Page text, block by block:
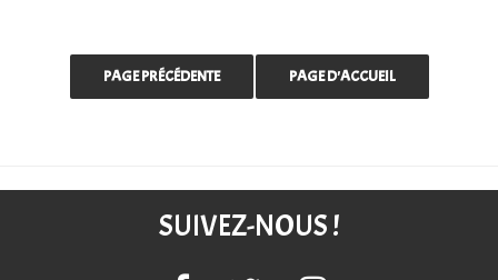
SUIVEZ-NOUS !